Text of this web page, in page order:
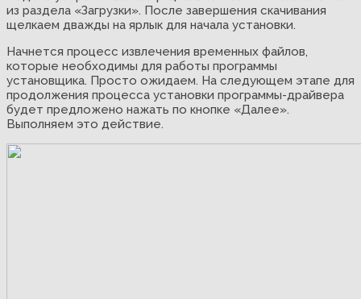
из раздела «Загрузки». После завершения скачивания
щелкаем дважды на ярлык для начала установки.
Начнется процесс извлечения временных файлов,
которые необходимы для работы программы
установщика. Просто ожидаем. На следующем этапе для
продолжения процесса установки программы-драйвера
будет предложено нажать по кнопке «Далее».
Выполняем это действие.